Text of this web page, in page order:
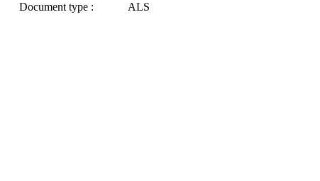
Document type :
ALS